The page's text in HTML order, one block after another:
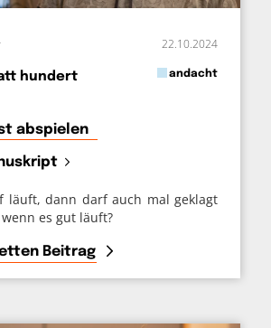
hundert
22.10.2024
inandacht
abspielen
läuft, dann darf auch mal geklagt
es gut läuft?
Beitrag